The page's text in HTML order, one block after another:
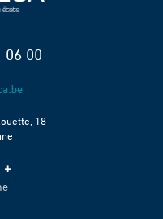
06 00
18